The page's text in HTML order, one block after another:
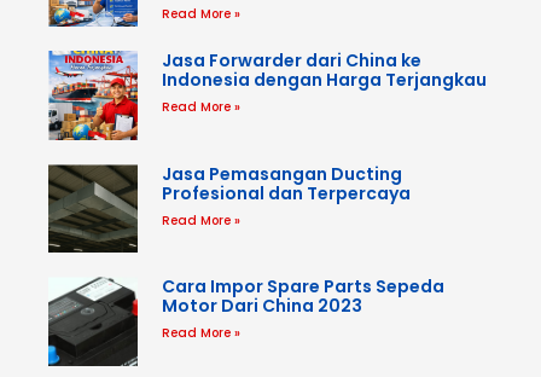
Read More »
Jasa Forwarder dari China ke
Indonesia dengan Harga Terjangkau
Read More »
Jasa Pemasangan Ducting
Profesional dan Terpercaya
Read More »
Cara Impor Spare Parts Sepeda
Motor Dari China 2023
Read More »